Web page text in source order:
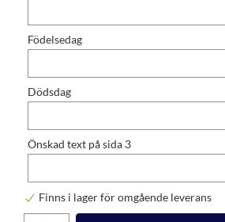
Födelsedag
Dödsdag
Önskad text på sida 3
Finns i lager för omgående leverans